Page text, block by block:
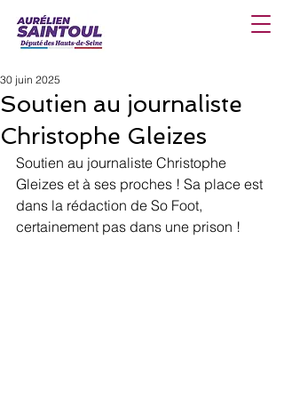
Soutien au journaliste
Christophe Gleizes
30 juin 2025
Soutien au journaliste Christophe
Gleizes et à ses proches ! Sa place est
dans la rédaction de So Foot,
certainement pas dans une prison !